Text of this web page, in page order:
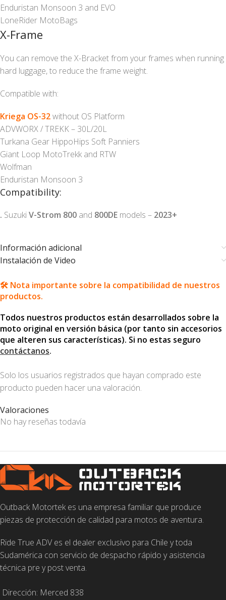
Enduristan Monsoon 3 and EVO
LoneRider MotoBags
X-Frame
You can remove the X-Bracket from your frames when running
hard luggage, to reduce the frame weight.
Compatible with:
Kriega OS-32without OS Platform
ADVWORX / TREKK – 30L/20L
Turkana Gear HippoHips Soft Panniers
Giant Loop MotoTrekk and RTW
Wolfman
Enduristan Monsoon 3
Compatibility:
. SuzukiV-Strom 800 and 800DE models – 2023+
Información adicional
Instalación de Video
🛠️ Nota importante sobre la compatibilidad de nuestros
productos.
Todos nuestros productos están desarrollados sobre la
moto original en versión básica (por tanto sin accesorios
que alteren sus características). Si no estas seguro
contáctanos.
Valoraciones
No hay reseñas todavía
Solo los usuarios registrados que hayan comprado este
producto pueden hacer una valoración.
Outback Motortek es una empresa familiar que produce
piezas de protección de calidad para motos de aventura.
Ride True ADV es el dealer exclusivo para Chile y toda
Sudamérica con servicio de despacho rápido y asistencia
técnica pre y post venta.
Dirección: Merced 838